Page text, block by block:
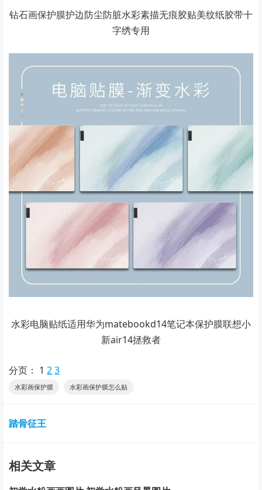
钻石画保护膜护边防尘防脏水彩素描无痕胶贴美纹纸胶带十
字绣专用
水彩电脑贴纸适用华为matebookd14笔记本保护膜联想小
新air14拯救者
分页： 1 2 3
水彩画保护膜 水彩画保护膜怎么贴
踏骨征王
相关文章